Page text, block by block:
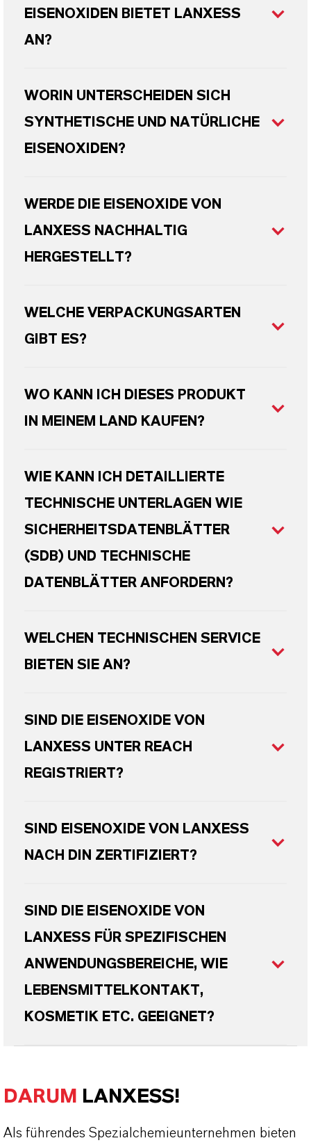
EISENOXIDEN BIETET LANXESS
AN?
WORIN UNTERSCHEIDEN SICH
SYNTHETISCHE UND NATÜRLICHE
EISENOXIDEN?
WERDE DIE EISENOXIDE VON
LANXESS NACHHALTIG
HERGESTELLT?
WELCHE VERPACKUNGSARTEN
GIBT ES?
WO KANN ICH DIESES PRODUKT
IN MEINEM LAND KAUFEN?
WIE KANN ICH DETAILLIERTE
TECHNISCHE UNTERLAGEN WIE
SICHERHEITSDATENBLÄTTER
(SDB) UND TECHNISCHE
DATENBLÄTTER ANFORDERN?
WELCHEN TECHNISCHEN SERVICE
BIETEN SIE AN?
SIND DIE EISENOXIDE VON
LANXESS UNTER REACH
REGISTRIERT?
SIND EISENOXIDE VON LANXESS
NACH DIN ZERTIFIZIERT?
SIND DIE EISENOXIDE VON
LANXESS FÜR SPEZIFISCHEN
ANWENDUNGSBEREICHE, WIE
LEBENSMITTELKONTAKT,
KOSMETIK ETC. GEEIGNET?
DARUM LANXESS!
Als führendes Spezialchemieunternehmen bieten